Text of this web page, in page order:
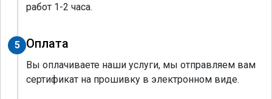
работ 1-2 часа.
5 Оплата
Вы оплачиваете наши услуги, мы отправляем вам
сертификат на прошивку в электронном виде.